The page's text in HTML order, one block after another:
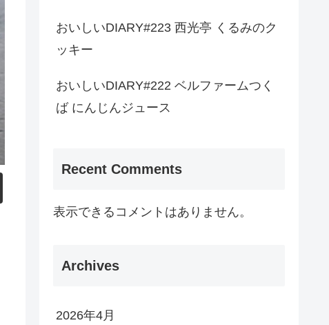
おいしいDIARY#223 西光亭 くるみのク
ッキー
おいしいDIARY#222 ベルファームつく
ば にんじんジュース
Recent Comments
表示できるコメントはありません。
Archives
2026年4月